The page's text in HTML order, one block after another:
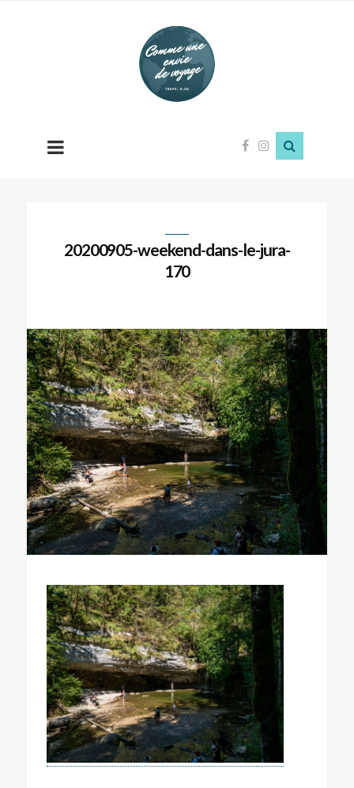
Comme
une
envie
de
20200905-weekend-dans-le-jura-
170